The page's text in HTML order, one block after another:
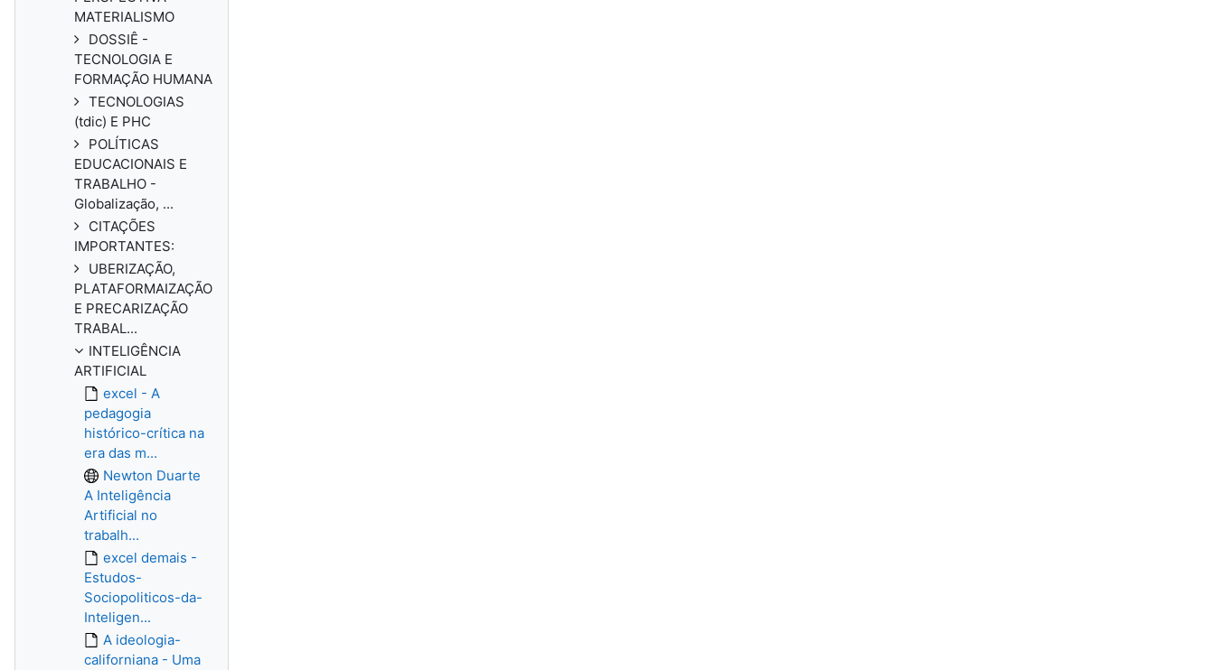
MATERIALISMO
DOSSIÊ -
TECNOLOGIA E
FORMAÇÃO HUMANA
TECNOLOGIAS
(tdic) E PHC
POLÍTICAS
EDUCACIONAIS E
TRABALHO -
Globalização, ...
CITAÇÕES
IMPORTANTES:
UBERIZAÇÃO,
PLATAFORMAIZAÇÃO
E PRECARIZAÇÃO
TRABAL...
INTELIGÊNCIA
ARTIFICIAL
excel - A
pedagogia
histórico-crítica na
era das m...
Newton Duarte
A Inteligência
Artificial no
trabalh...
excel demais -
Estudos-
Sociopoliticos-da-
Inteligen...
A ideologia-
californiana - Uma